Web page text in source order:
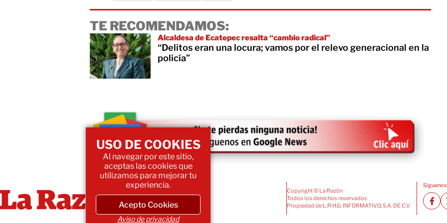
TE RECOMENDAMOS:
Alcaldesa de Ecatepec resalta “cambio radical”
“Delitos eran una locura; vamos por el relevo generacional en la
policía”
Copyright © La Razón
Todos los derechos reservados
Propiedad de L.R.H.G. INFORMATIVO, S.A. DE C.V.
USO DE COOKIES
Al navegar por este sitio,
aceptas las cookies que
utilizamos para mejorar tu
experiencia.
Acepto Cookies
Aviso de privacidad